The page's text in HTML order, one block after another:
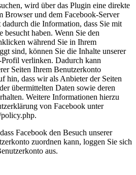
wird über das Plugin eine direkte
Browser und dem Facebook-Server
die Information, dass Sie mit
besucht haben. Wenn Sie den
während Sie in Ihrem
sind, können Sie die Inhalte unserer
verlinken. Dadurch kann
Seiten Ihrem Benutzerkonto
hin, dass wir als Anbieter der Seiten
übermittelten Daten sowie deren
Weitere Informationen hierzu
von Facebook unter
Facebook den Besuch unserer
zuordnen kann, loggen Sie sich
aus.